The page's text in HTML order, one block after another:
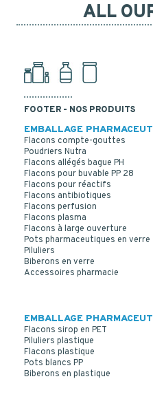
ALL
FOOTER - NOS PRODUITS
EMBALLAGE
Flacons compte-gouttes
Poudriers Nutra
Flacons allégés bague PH
Flacons pour buvable PP 28
Flacons pour réactifs
Flacons antibiotiques
Flacons perfusion
Flacons plasma
Flacons à large ouverture
Pots pharmaceutiques en verre
Piluliers
Biberons en verre
Accessoires pharmacie
EMBALLAGE
Flacons sirop en PET
Piluliers plastique
Flacons plastique
Pots blancs PP
Biberons en plastique